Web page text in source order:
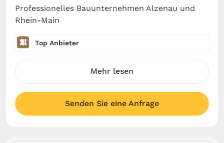
Professionelles Bauunternehmen Alzenau und
Rhein-Main
Top Anbieter
Mehr lesen
Senden Sie eine Anfrage